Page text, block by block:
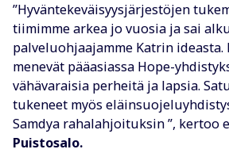
”Hyväntekeväisyysjärjestöjen
tiimimme arkea jo vuosia ja sai
palveluohjaajamme Katrin
menevät pääasiassa Hope-
vähävaraisia perheitä ja lapsia.
tukeneet myös
Samdya rahalahjoituksin ”, kertoo
Puistosalo.